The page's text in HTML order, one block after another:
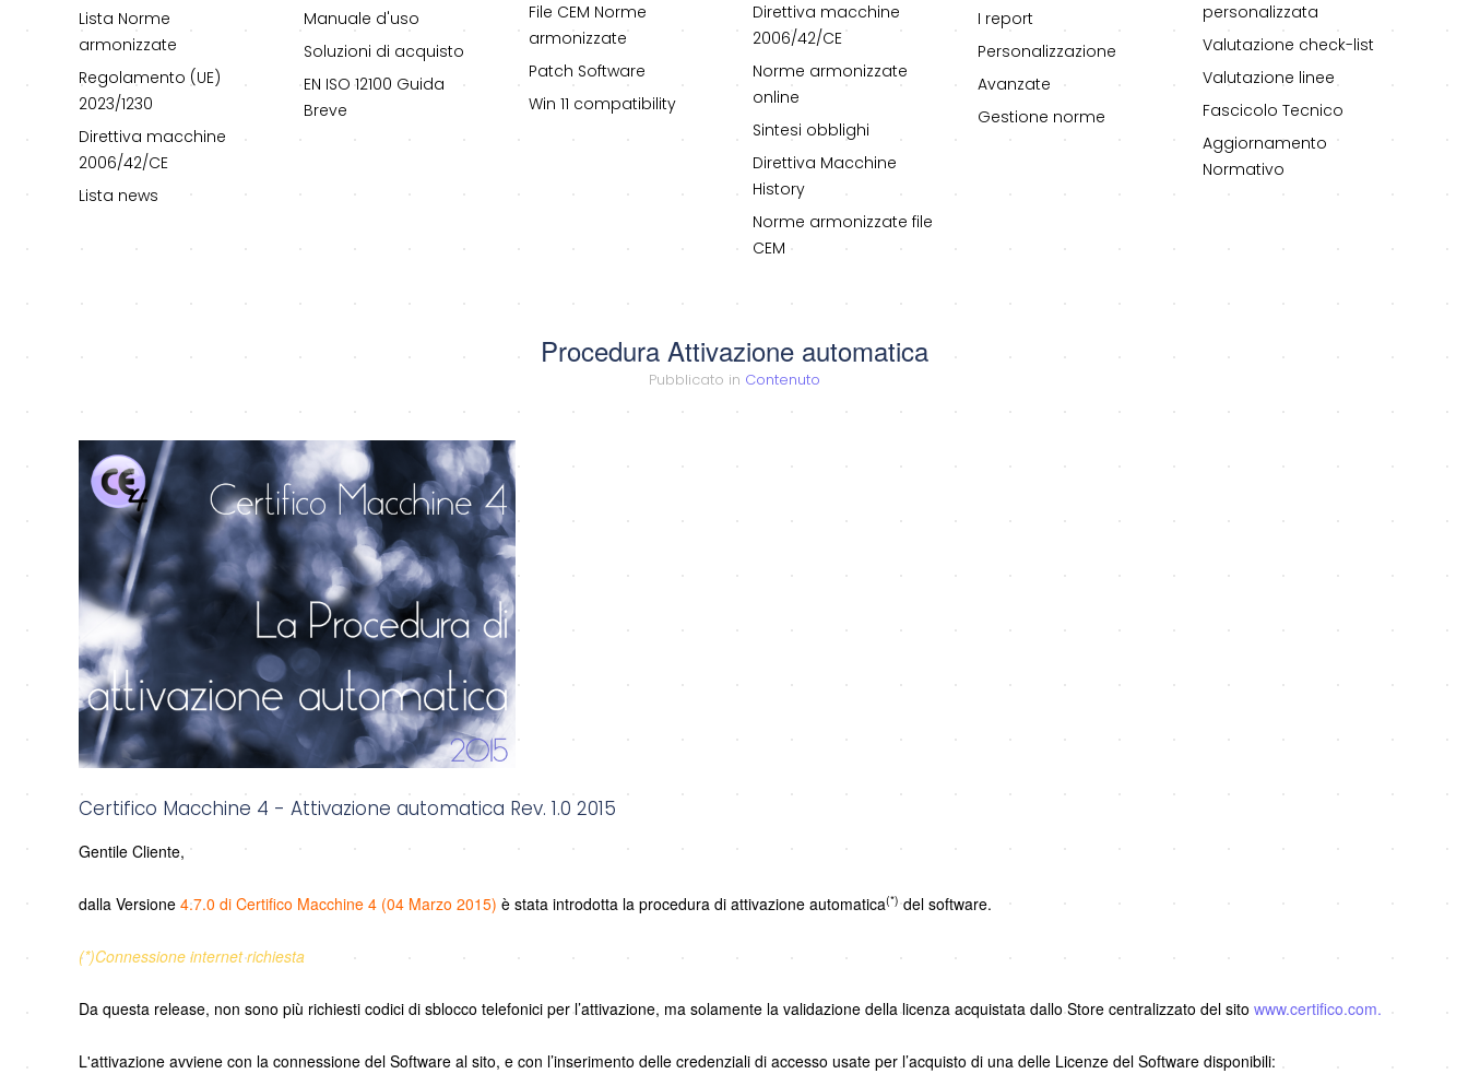
Lista Norme
armonizzate
Regolamento (UE)
2023/1230
Direttiva macchine
2006/42/CE
Lista news
Manuale d'uso
Soluzioni di acquisto
EN ISO 12100 Guida
Breve
File CEM Norme
armonizzate
Patch Software
Win 11 compatibility
Direttiva macchine
2006/42/CE
Norme armonizzate
online
Sintesi obblighi
Direttiva Macchine
History
Norme armonizzate file
CEM
I report
Personalizzazione
Avanzate
Gestione norme
personalizzata
Valutazione check-list
Valutazione linee
Fascicolo Tecnico
Aggiornamento
Normativo
Procedura Attivazione automatica
Pubblicato in Contenuto
Certifico Macchine 4 - Attivazione automatica Rev. 1.0 2015
Gentile Cliente,
dalla Versione 4.7.0 di Certifico Macchine 4 (04 Marzo 2015) è stata introdotta la procedura di attivazione automatica(*) del software.
(*)Connessione internet richiesta
Da questa release, non sono più richiesti codici di sblocco telefonici per l’attivazione, ma solamente la validazione della licenza acquistata dallo Store centralizzato del sito www.certifico.com.
L'attivazione avviene con la connessione del Software al sito, e con l’inserimento delle credenziali di accesso usate per l’acquisto di una delle Licenze del Software disponibili: